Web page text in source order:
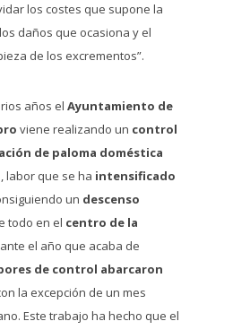
los costes que supone la
daños que ocasiona y el
de los excrementos”.
años el Ayuntamiento de
viene realizando un control
de paloma doméstica
labor que se ha intensificado
un descenso
todo en el centro de la
el año que acaba de
de control abarcaron
la excepción de un mes
Este trabajo ha hecho que el